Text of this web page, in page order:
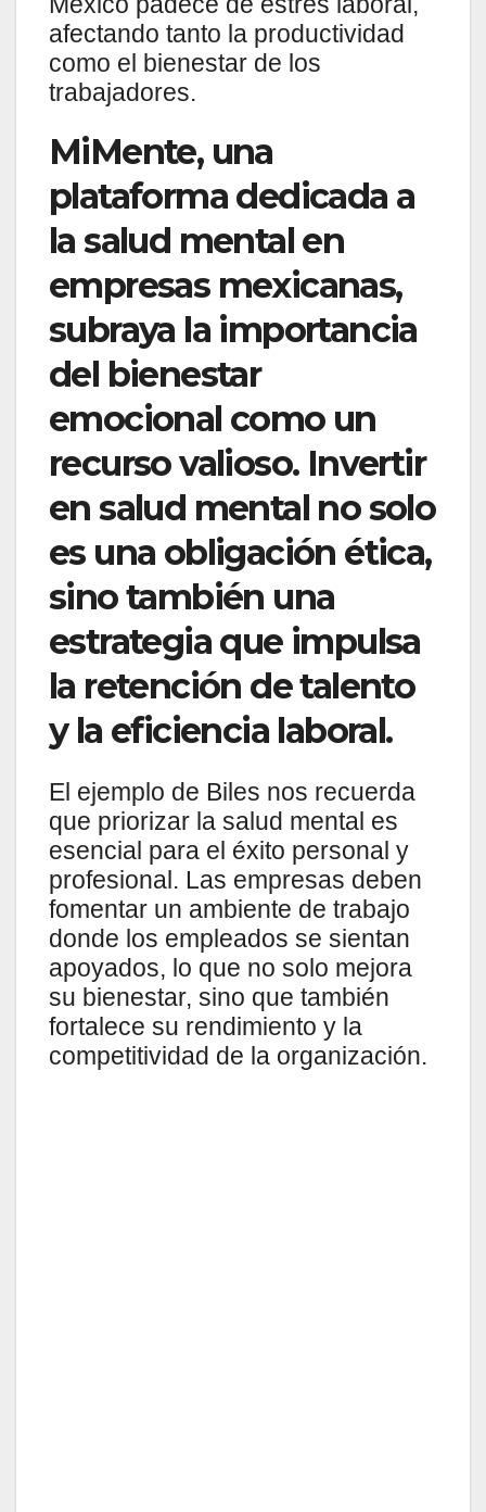
afectando tanto la productividad
como el bienestar de los
trabajadores.
MiMente, una
plataforma dedicada a
la salud mental en
empresas mexicanas,
subraya la importancia
del bienestar
emocional como un
recurso valioso. Invertir
en salud mental no solo
es una obligación ética,
sino también una
estrategia que impulsa
la retención de talento
y la eficiencia laboral.
El ejemplo de Biles nos recuerda
que priorizar la salud mental es
esencial para el éxito personal y
profesional. Las empresas deben
fomentar un ambiente de trabajo
donde los empleados se sientan
apoyados, lo que no solo mejora
su bienestar, sino que también
fortalece su rendimiento y la
competitividad de la organización.